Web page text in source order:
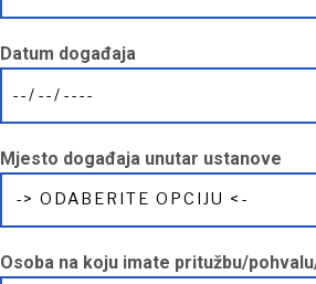
Datum događaja
Mjesto događaja unutar ustanove
Osoba na koju imate pritužbu/